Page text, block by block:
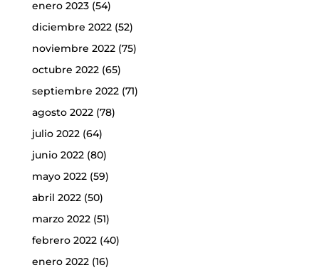
enero 2023(54)
diciembre 2022(52)
noviembre 2022(75)
octubre 2022(65)
septiembre 2022(71)
agosto 2022(78)
julio 2022(64)
junio 2022(80)
mayo 2022(59)
abril 2022(50)
marzo 2022(51)
febrero 2022(40)
enero 2022(16)